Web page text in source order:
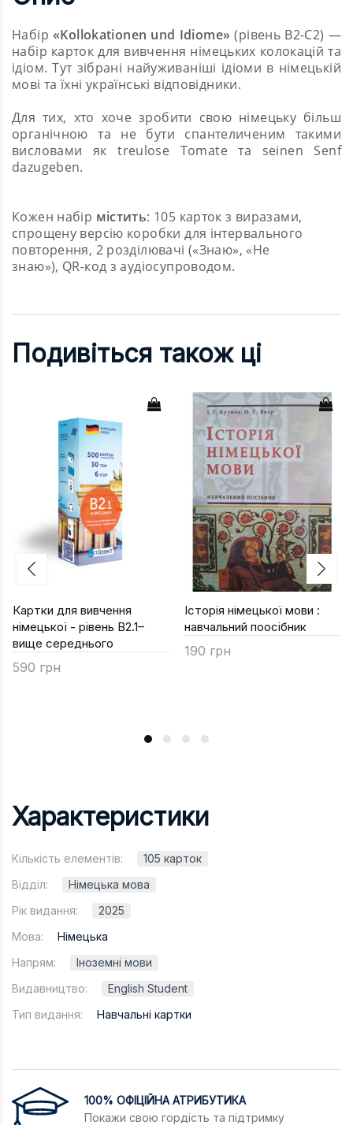
Набір«Kollokationen und Idiome»(рівень В2-С2) —
набір карток для вивчення німецьких колокацій та
ідіом. Тут зібрані найуживаніші ідіоми в німецькій
мові та їхні українські відповідники.
Для тих, хто хоче зробити свою німецьку більш
органічною та не бути спантеличеним такими
висловами як treulose Tomate та seinen Senf
dazugeben.
Кожен набір містить: 105 карток з виразами,
спрощену версію коробки для інтервального
повторення, 2 розділювачі («Знаю», «Не
знаю»), QR-код з аудіосупроводом.
Подивіться також ці
Картки для вивчення
німецької - рівень B2.1–
вище середнього
590 грн
Історія німецької мови :
навчальний поосібник
190 грн
Характеристики
Кількість елементів:
105 карток
Відділ:
Німецька мова
Рік видання:
2025
Мова:
Німецька
Напрям:
Іноземні мови
Видавництво:
English Student
Тип видання:
Навчальні картки
100% ОФІЦІЙНА АТРИБУТИКА
Покажи свою гордість та підтримку